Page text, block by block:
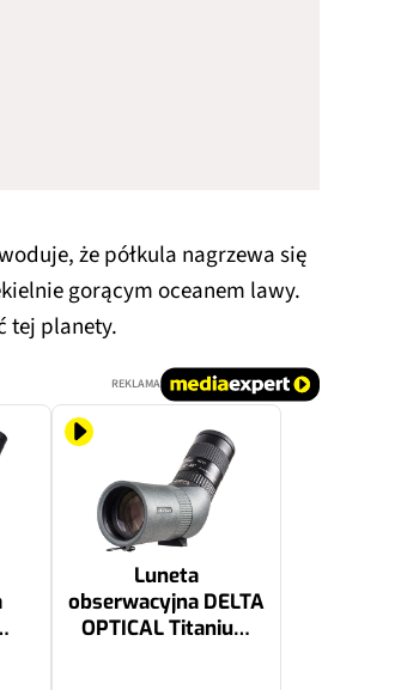
że półkula nagrzewa się
gorącym oceanem lawy.
tej planety.
REKLAMA
Luneta
obserwacyjna DELTA
OPTICAL Titanium